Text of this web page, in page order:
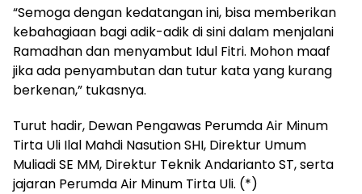
“Semoga dengan kedatangan ini, bisa memberikan
kebahagiaan bagi adik-adik di sini dalam menjalani
Ramadhan dan menyambut Idul Fitri. Mohon maaf
jika ada penyambutan dan tutur kata yang kurang
berkenan,” tukasnya.
Turut hadir, Dewan Pengawas Perumda Air Minum
Tirta Uli Ilal Mahdi Nasution SHI, Direktur Umum
Muliadi SE MM, Direktur Teknik Andarianto ST, serta
jajaran Perumda Air Minum Tirta Uli. (*)